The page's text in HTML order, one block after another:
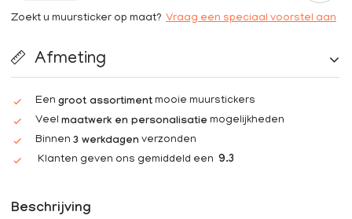
Zoekt u muursticker op maat? Vraag een speciaal voorstel aan
Afmeting
Een groot assortiment mooie muurstickers
Veel maatwerk en personalisatie mogelijkheden
Binnen 3 werkdagen verzonden
Klanten geven ons gemiddeld een 9.3
Beschrijving